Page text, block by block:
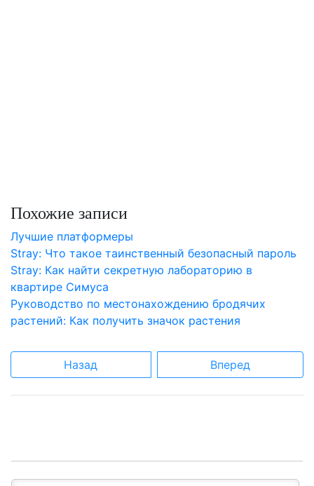
Похожие записи
Лучшие платформеры
Stray: Что такое таинственный безопасный пароль
Stray: Как найти секретную лабораторию в
квартире Симуса
Руководство по местонахождению бродячих
растений: Как получить значок растения
Назад Вперед